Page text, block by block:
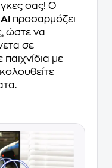
σας! Ο
AI προσαρμόζει
ώστε να
σε
με